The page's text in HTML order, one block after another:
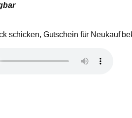
schicken, Gutschein für Neukauf